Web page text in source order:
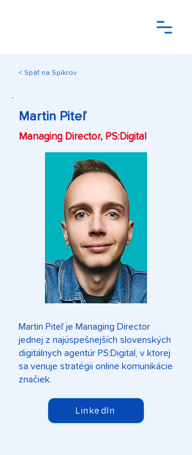
< Späť na Spíkrov
Martin Piteľ
Managing Director, PS:Digital
Martin Piteľ je Managing Director
jednej z najúspešnejších slovenských
digitálnych agentúr PS:Digital, v ktorej
sa venuje stratégii online komunikácie
značiek.
LinkedIn